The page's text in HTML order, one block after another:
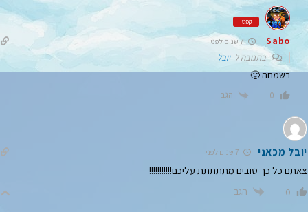
קפטן
Sabo 7 שנים לפני
בתגובה ליובל
בשמחה 🙂
0 הגב
יובל מכאני
צאתם כל כך טובים מתתתתת עליכם!!!!!!!!!!!
0 הגב